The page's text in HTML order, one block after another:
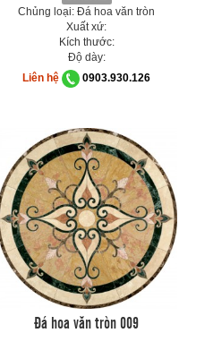
Chủng loại: Đá hoa văn tròn
Xuất xứ:
Kích thước:
Độ dày:
Liên hệ
0903.930.126
Đá hoa văn tròn 009